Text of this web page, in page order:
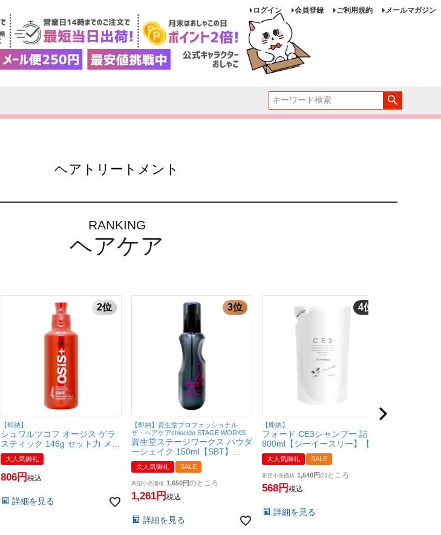
ログイン 会員登録 ご利用規約 メールマガジン
ヘアトリートメント
RANKING
ヘアケア
【即納】
シュワルツコフ オージス ゲラ
スティック 146g セット力 メタ
ルジェル【Schwarzkopf】
【SBT】 (6059655)
大人気御礼
806 税込
詳細を見る
【即納】資生堂プロフェッショナル
ザ・ヘアケアshiseido STAGE WORKS
資生堂ステージワークス パウダ
ーシェイク 150ml【SBT】
(6017286)
大人気御礼 SALE
希望小売価格 1,650 のところ
1,261 税込
詳細を見る
【即納】
フォード CE3シャンプー 詰替
800ml【シーイースリー】【ミ
アンビューティー】【弱酸性】
【フォードヘア化粧品】【三口
産業】【SBT】(6049900)
大人気御礼 SALE
希望小売価格 1,540 のところ
568 税込
詳細を見る